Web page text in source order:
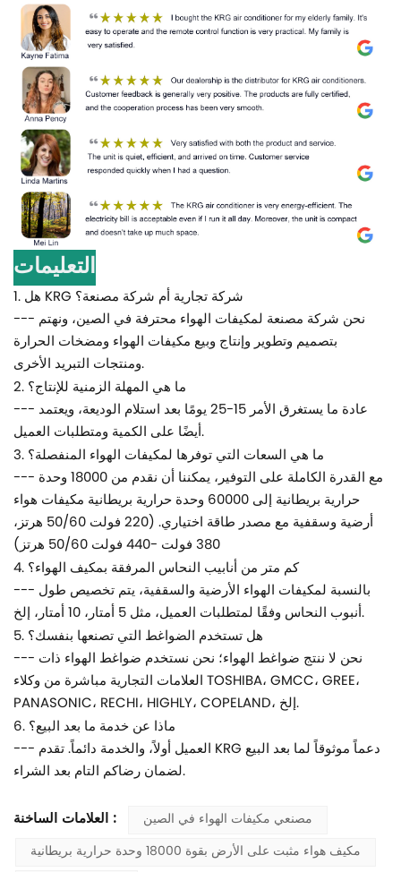
التعليمات
1. هل KRG شركة تجارية أم شركة مصنعة؟
--- نحن شركة مصنعة لمكيفات الهواء محترفة في الصين، ونهتم
بتصميم وتطوير وإنتاج وبيع مكيفات الهواء ومضخات الحرارة
ومنتجات التبريد الأخرى.
2. ما هي المهلة الزمنية للإنتاج؟
--- عادة ما يستغرق الأمر 15-25 يومًا بعد استلام الوديعة، ويعتمد
أيضًا على الكمية ومتطلبات العميل.
3. ما هي السعات التي توفرها لمكيفات الهواء المنفصلة؟
--- مع القدرة الكاملة على التوفير، يمكننا أن نقدم من 18000 وحدة
حرارية بريطانية إلى 60000 وحدة حرارية بريطانية مكيفات هواء
أرضية وسقفية مع مصدر طاقة اختياري. (220 فولت 50/60 هرتز،
380 فولت -440 فولت 50/60 هرتز)
4. كم متر من أنابيب النحاس المرفقة بمكيف الهواء؟
--- بالنسبة لمكيفات الهواء الأرضية والسقفية، يتم تخصيص طول
أنبوب النحاس وفقًا لمتطلبات العميل، مثل 5 أمتار، 10 أمتار، إلخ.
5. هل تستخدم الضواغط التي تصنعها بنفسك؟
--- نحن لا ننتج ضواغط الهواء؛ نحن نستخدم ضواغط الهواء ذات
العلامات التجارية مباشرة من وكلاء TOSHIBA، GMCC، GREE،
PANASONIC، RECHI، HIGHLY، COPELAND، إلخ.
6. ماذا عن خدمة ما بعد البيع؟
--- العميل أولاً، والخدمة دائماً. تقدم KRG دعماً موثوقاً لما بعد البيع
لضمان رضاكم التام بعد الشراء.
العلامات الساخنة :
مصنعي مكيفات الهواء في الصين
مكيف هواء مثبت على الأرض بقوة 18000 وحدة حرارية بريطانية